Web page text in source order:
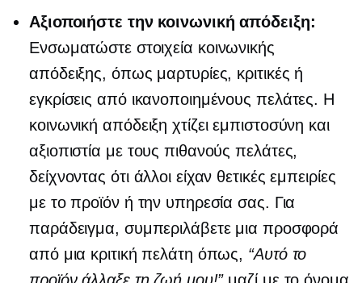
Αξιοποιήστε την κοινωνική απόδειξη:
Ενσωματώστε στοιχεία κοινωνικής
απόδειξης, όπως μαρτυρίες, κριτικές ή
εγκρίσεις από ικανοποιημένους πελάτες. Η
κοινωνική απόδειξη χτίζει εμπιστοσύνη και
αξιοπιστία με τους πιθανούς πελάτες,
δείχνοντας ότι άλλοι είχαν θετικές εμπειρίες
με το προϊόν ή την υπηρεσία σας. Για
παράδειγμα, συμπεριλάβετε μια προσφορά
από μια κριτική πελάτη όπως, “Αυτό το